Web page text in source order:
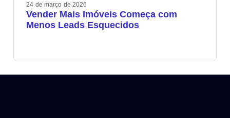
24 de março de 2026
Vender Mais Imóveis Começa com
Menos Leads Esquecidos